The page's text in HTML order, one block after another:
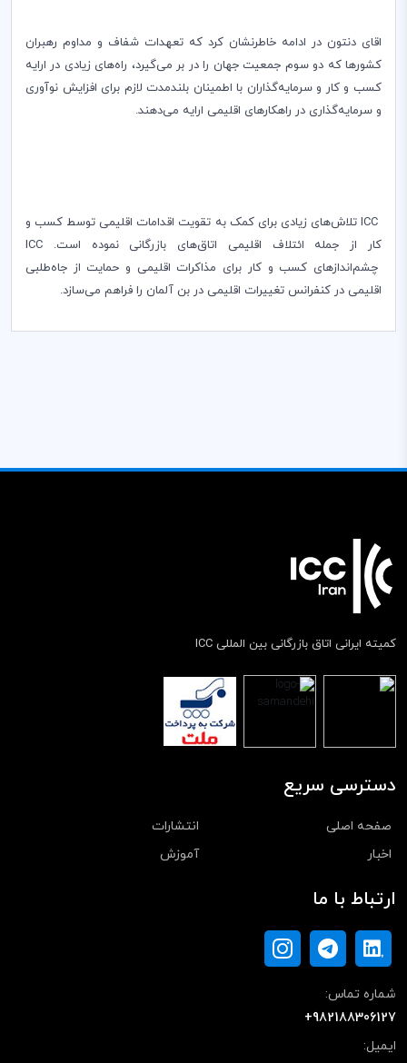
اقای دنتون در ادامه خاطر‌نشان کرد که تعهدات شفاف و مداوم رهبران
کشورها که دو سوم جمعیت جهان را در بر می‌گیرد، راه‌های زیادی در ارایه
کسب و کار و سرمایه‌گذاران با اطمینان بلندمدت لازم برای افزایش نوآوری
و سرمایه‌گذاری در راهکارهای اقلیمی ارایه می‌دهند.
ICC تلاش‌های زیادی برای کمک به تقویت اقدامات اقلیمی توسط کسب و
کار از جمله ائتلاف اقلیمی اتاق‌های بازرگانی نموده است. ICC
چشم‌اندازهای کسب و کار برای مذاکرات اقلیمی و حمایت از جاهطلبی
اقلیمی در کنفرانس تغییرات اقلیمی در بن آلمان را فراهم می‌سازد.
کمیته ایرانی اتاق بازرگانی بین المللی ICC
دسترسی سریع
صفحه اصلی
انتشارات
اخبار
آموزش
ارتباط با ما
شماره تماس:
+982188306127
ایمیل: